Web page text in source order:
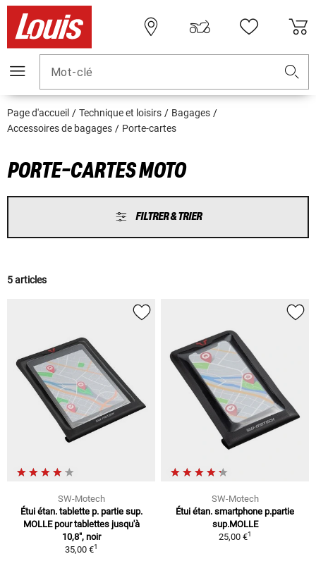
Mot-clé
Page d'accueil Technique et loisirs
Bagages
Accessoires de bagages
Porte-cartes
PORTE-CARTES MOTO
FILTRER & TRIER
5 articles
SW-Motech
Étui étan. tablette p. partie sup.
MOLLE pour tablettes jusqu'à
10,8", noir
35,00 €1
SW-Motech
Étui étan. smartphone p.partie
sup.MOLLE
25,00 €1